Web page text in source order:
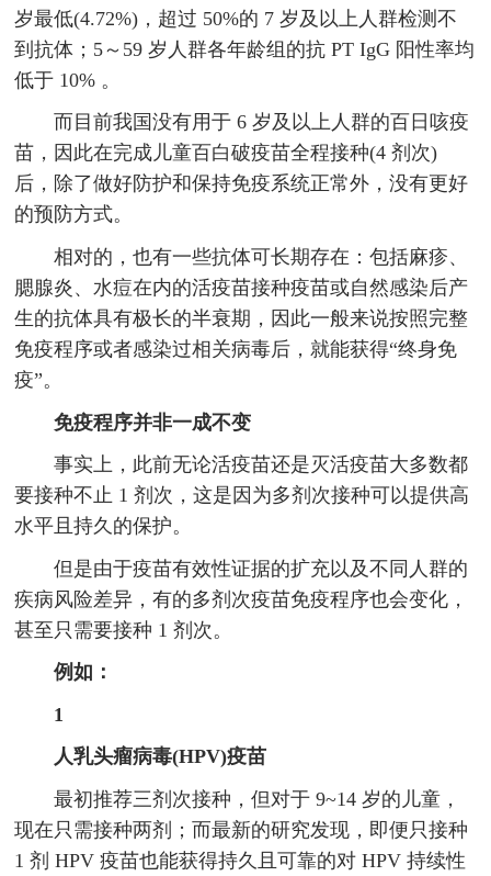
岁最低(4.72%)，超过 50%的 7 岁及以上人群检测不
到抗体；5～59 岁人群各年龄组的抗 PT IgG 阳性率均
低于 10% 。
而目前我国没有用于 6 岁及以上人群的百日咳疫
苗，因此在完成儿童百白破疫苗全程接种(4 剂次)
后，除了做好防护和保持免疫系统正常外，没有更好
的预防方式。
相对的，也有一些抗体可长期存在：包括麻疹、
腮腺炎、水痘在内的活疫苗接种疫苗或自然感染后产
生的抗体具有极长的半衰期，因此一般来说按照完整
免疫程序或者感染过相关病毒后，就能获得“终身免
疫”。
免疫程序并非一成不变
事实上，此前无论活疫苗还是灭活疫苗大多数都
要接种不止 1 剂次，这是因为多剂次接种可以提供高
水平且持久的保护。
但是由于疫苗有效性证据的扩充以及不同人群的
疾病风险差异，有的多剂次疫苗免疫程序也会变化，
甚至只需要接种 1 剂次。
例如：
1
人乳头瘤病毒(HPV)疫苗
最初推荐三剂次接种，但对于 9~14 岁的儿童，
现在只需接种两剂；而最新的研究发现，即便只接种
1 剂 HPV 疫苗也能获得持久且可靠的对 HPV 持续性